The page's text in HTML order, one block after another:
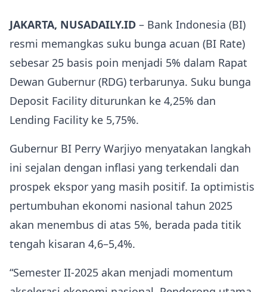
JAKARTA, NUSADAILY.ID – Bank Indonesia (BI)
resmi memangkas suku bunga acuan (BI Rate)
sebesar 25 basis poin menjadi 5% dalam Rapat
Dewan Gubernur (RDG) terbarunya. Suku bunga
Deposit Facility diturunkan ke 4,25% dan
Lending Facility ke 5,75%.
Gubernur BI Perry Warjiyo menyatakan langkah
ini sejalan dengan inflasi yang terkendali dan
prospek ekspor yang masih positif. Ia optimistis
pertumbuhan ekonomi nasional tahun 2025
akan menembus di atas 5%, berada pada titik
tengah kisaran 4,6–5,4%.
“Semester II-2025 akan menjadi momentum